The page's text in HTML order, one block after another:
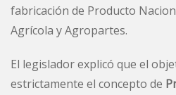
fabricación de Producto
Agrícola y Agropartes.
El legislador explicó que el
estrictamente el concepto de